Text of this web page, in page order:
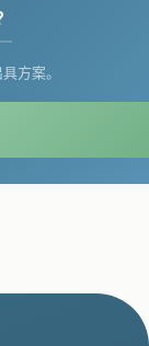
方案。